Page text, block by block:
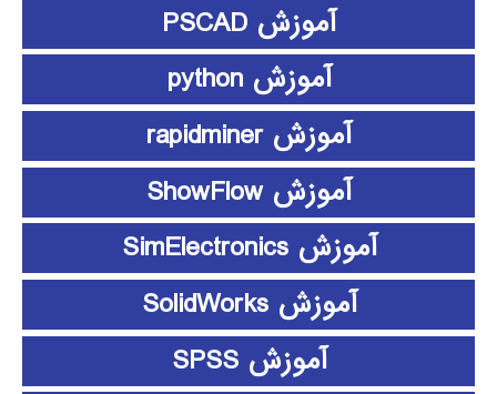
آموزش PSCAD
آموزش python
آموزش rapidminer
آموزش ShowFlow
آموزش SimElectronics
آموزش SolidWorks
آموزش SPSS